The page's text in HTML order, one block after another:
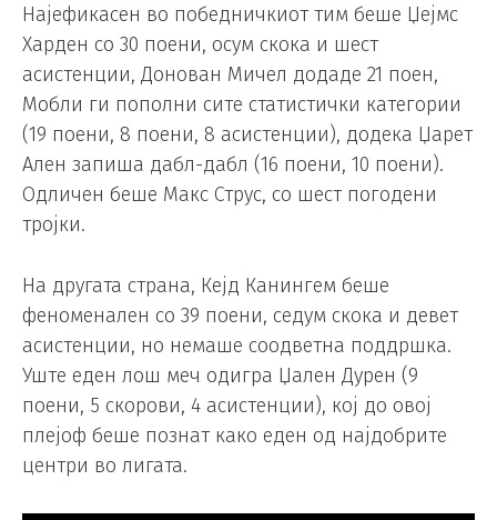
Најефикасен во победничкиот тим беше Џејмс
Харден со 30 поени, осум скока и шест
асистенции, Донован Мичел додаде 21 поен,
Мобли ги пополни сите статистички категории
(19 поени, 8 поени, 8 асистенции), додека Џарет
Ален запиша дабл-дабл (16 поени, 10 поени).
Одличен беше Макс Струс, со шест погодени
тројки.
На другата страна, Кејд Канингем беше
феноменален со 39 поени, седум скока и девет
асистенции, но немаше соодветна поддршка.
Уште еден лош меч одигра Џален Дурен (9
поени, 5 скорови, 4 асистенции), кој до овој
плејоф беше познат како еден од најдобрите
центри во лигата.